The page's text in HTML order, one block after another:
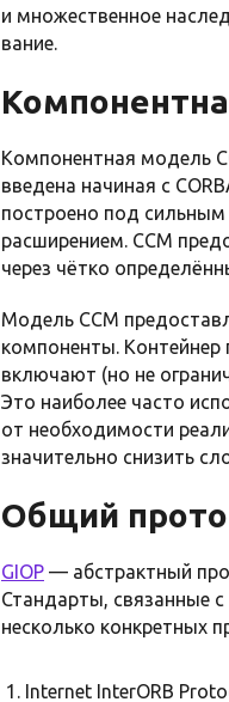
и множественное
вание.
Компонентная модель
введена начиная с
построено под
расширением. CCM
через чётко
Модель CCM
компоненты.
включают (но не
Это наиболее часто
от необходимости
значительно снизить
Общий
GIOP — абстрактный
Стандарты, связанные
несколько конкретных
Internet InterORB